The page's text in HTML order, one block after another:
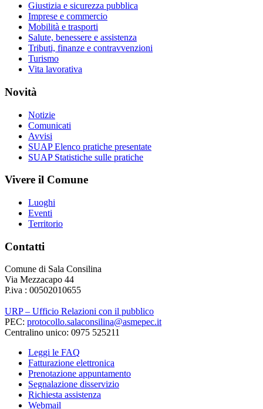
Giustizia e sicurezza pubblica
Imprese e commercio
Mobilità e trasporti
Salute, benessere e assistenza
Tributi, finanze e contravvenzioni
Turismo
Vita lavorativa
Novità
Notizie
Comunicati
Avvisi
SUAP Elenco pratiche presentate
SUAP Statistiche sulle pratiche
Vivere il Comune
Luoghi
Eventi
Territorio
Contatti
Comune di Sala Consilina
Via Mezzacapo 44
P.iva : 00502010655
URP – Ufficio Relazioni con il pubblico
PEC: protocollo.salaconsilina@asmepec.it
Centralino unico: 0975 525211
Leggi le FAQ
Fatturazione elettronica
Prenotazione appuntamento
Segnalazione disservizio
Richiesta assistenza
Webmail